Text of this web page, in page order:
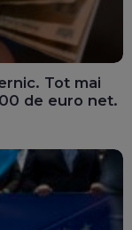
Tot mai
de euro net.